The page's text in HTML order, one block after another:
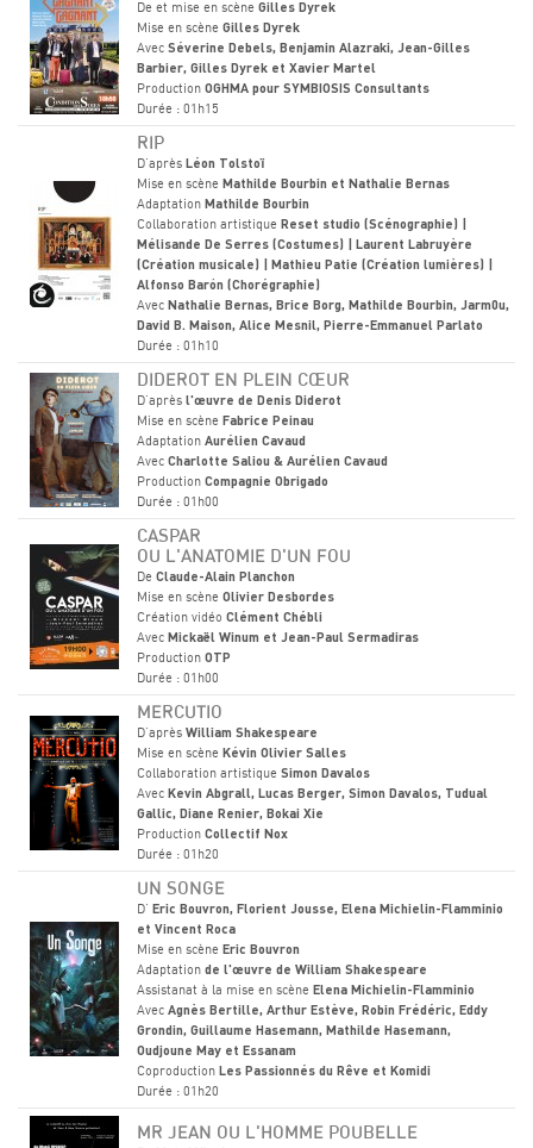
De et mise en scène Gilles Dyrek
Mise en scène Gilles Dyrek
Avec Séverine Debels, Benjamin Alazraki, Jean-Gilles
Barbier, Gilles Dyrek et Xavier Martel
Production OGHMA pour SYMBIOSIS Consultants
Durée : 01h15
RIP
D'après Léon Tolstoï
Mise en scène Mathilde Bourbin et Nathalie Bernas
Adaptation Mathilde Bourbin
Collaboration artistique Reset studio (Scénographie) |
Mélisande De Serres (Costumes) | Laurent Labruyère
(Création musicale) | Mathieu Patie (Création lumières) |
Alfonso Barón (Chorégraphie)
Avec Nathalie Bernas, Brice Borg, Mathilde Bourbin, Jarm0u,
David B. Maison, Alice Mesnil, Pierre-Emmanuel Parlato
Durée : 01h10
DIDEROT EN PLEIN CŒUR
D'après l'œuvre de Denis Diderot
Mise en scène Fabrice Peinau
Adaptation Aurélien Cavaud
Avec Charlotte Saliou & Aurélien Cavaud
Production Compagnie Obrigado
Durée : 01h00
CASPAR
OU L'ANATOMIE D'UN FOU
De Claude-Alain Planchon
Mise en scène Olivier Desbordes
Création vidéo Clément Chébli
Avec Mickaël Winum et Jean-Paul Sermadiras
Production OTP
Durée : 01h00
MERCUTIO
D'après William Shakespeare
Mise en scène Kévin Olivier Salles
Collaboration artistique Simon Davalos
Avec Kevin Abgrall, Lucas Berger, Simon Davalos, Tudual
Gallic, Diane Renier, Bokai Xie
Production Collectif Nox
Durée : 01h20
UN SONGE
D' Eric Bouvron, Florient Jousse, Elena Michielin-Flamminio
et Vincent Roca
Mise en scène Eric Bouvron
Adaptation de l'œuvre de William Shakespeare
Assistanat à la mise en scène Elena Michielin-Flamminio
Avec Agnès Bertille, Arthur Estève, Robin Frédéric, Eddy
Grondin, Guillaume Hasemann, Mathilde Hasemann,
Oudjoune May et Essanam
Coproduction Les Passionnés du Rêve et Komidi
Durée : 01h20
MR JEAN OU L'HOMME POUBELLE